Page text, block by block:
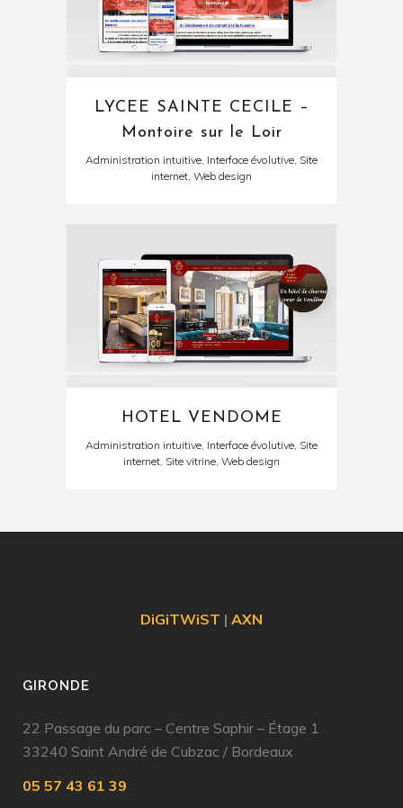
LYCEE SAINTE CECILE –
Montoire sur le Loir
Administration intuitive, Interface évolutive, Site
internet, Web design
HOTEL VENDOME
Administration intuitive, Interface évolutive, Site
internet, Site vitrine, Web design
DiGiTWiST | AXN
GIRONDE
22 Passage du parc – Centre Saphir – Étage 1
33240 Saint André de Cubzac / Bordeaux
05 57 43 61 39